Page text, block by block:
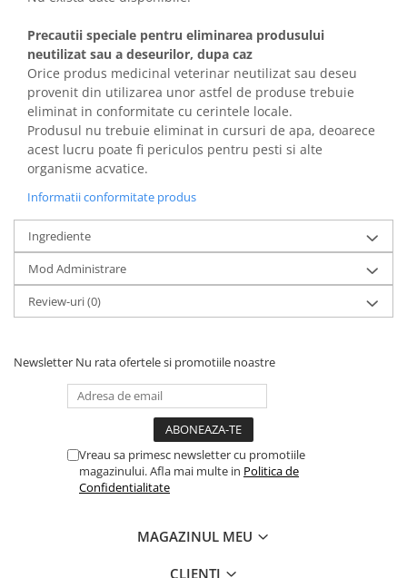
Precautii speciale pentru eliminarea produsului
neutilizat sau a deseurilor, dupa caz
Orice produs medicinal veterinar neutilizat sau deseu
provenit din utilizarea unor astfel de produse trebuie
eliminat in conformitate cu cerintele locale.
Produsul nu trebuie eliminat in cursuri de apa, deoarece
acest lucru poate fi periculos pentru pesti si alte
organisme acvatice.
Informatii conformitate produs
Ingrediente
Mod Administrare
Review-uri(0)
Newsletter Nu rata ofertele si promotiile noastre
Vreau sa primesc newsletter cu promotiile
magazinului. Afla mai multe in Politica de
Confidentialitate
MAGAZINUL MEU
CLIENTI